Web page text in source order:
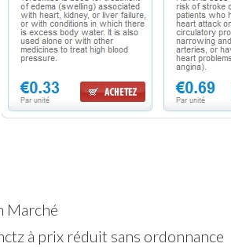
Marché
à prix réduit sans ordonnance